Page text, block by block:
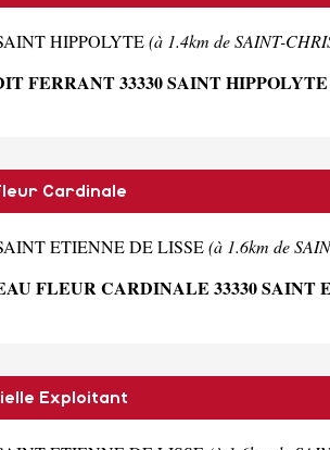
HIPPOLYTE(à 1.4km de SAINT-
FERRANT 33330 SAINT HIPPOLYTE
Cardinale
ETIENNE DE LISSE(à 1.6km de
FLEUR CARDINALE 33330 SAINT
Exploitant